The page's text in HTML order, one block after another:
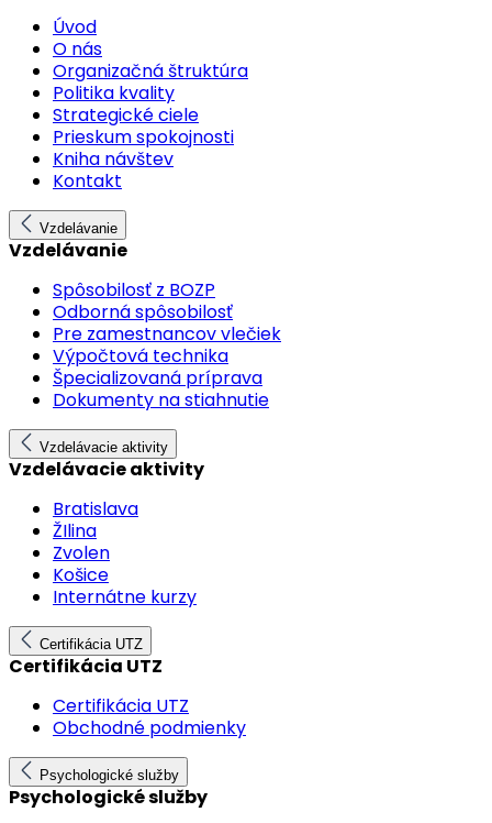
Úvod
O nás
Organizačná štruktúra
Politika kvality
Strategické ciele
Prieskum spokojnosti
Kniha návštev
Kontakt
Vzdelávanie
Vzdelávanie
Spôsobilosť z BOZP
Odborná spôsobilosť
Pre zamestnancov vlečiek
Výpočtová technika
Špecializovaná príprava
Dokumenty na stiahnutie
Vzdelávacie aktivity
Vzdelávacie aktivity
Bratislava
ŽIlina
Zvolen
Košice
Internátne kurzy
Certifikácia UTZ
Certifikácia UTZ
Certifikácia UTZ
Obchodné podmienky
Psychologické služby
Psychologické služby